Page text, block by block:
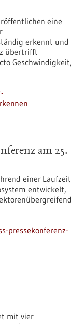
eine
erkennt und
übertrifft
Geschwindigkeit,
am 25.
einer Laufzeit
entwickelt,
pressekonferenz-
mit vier